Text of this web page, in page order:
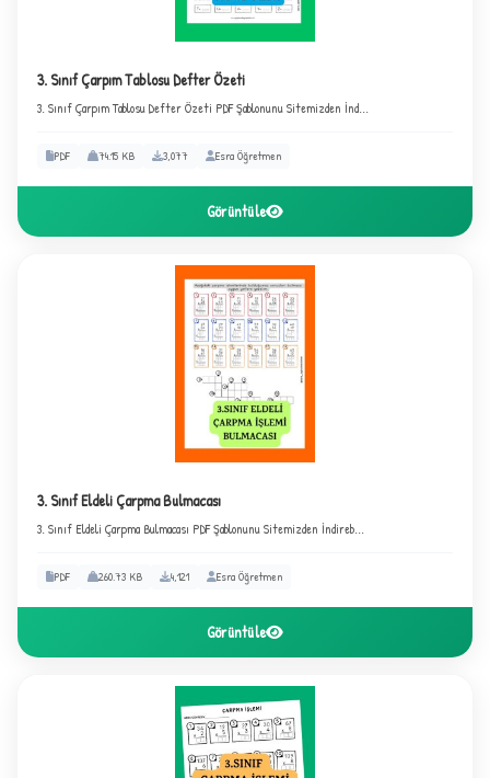
3. Sınıf Çarpım Tablosu Defter Özeti
3. Sınıf Çarpım Tablosu Defter Özeti PDF Şablonunu Sitemizden İnd...
PDF 74.15 KB 3,077 Esra Öğretmen
Görüntüle
3. Sınıf Eldeli Çarpma Bulmacası
3. Sınıf Eldeli Çarpma Bulmacası PDF Şablonunu Sitemizden İndireb...
PDF 260.73 KB 4,121 Esra Öğretmen
Görüntüle